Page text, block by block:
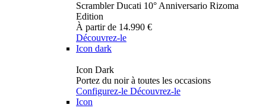
Scrambler Ducati 10° Anniversario Rizoma
Edition
À partir de 14.990 €
Découvrez-le
Icon dark
Icon Dark
Portez du noir à toutes les occasions
Configurez-le Découvrez-le
Icon